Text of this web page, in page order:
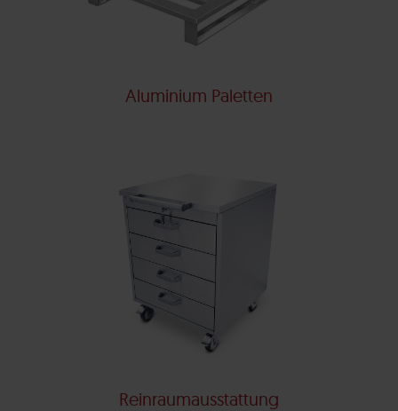
Aluminium Paletten
Reinraumausstattung